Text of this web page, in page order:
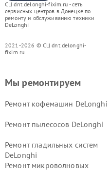
СЦ dnt.delonghi-fixim.ru - сеть
сервисных центров в Донецке по
ремонту и обслуживанию техники
DeLonghi
2021-2026 © СЦ dnt.delonghi-
fixim.ru
Мы ремонтируем
Ремонт кофемашин DeLonghi
Ремонт пылесосов DeLonghi
Ремонт гладильных систем
DeLonghi
Ремонт микроволновых